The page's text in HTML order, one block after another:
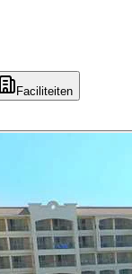
Faciliteiten